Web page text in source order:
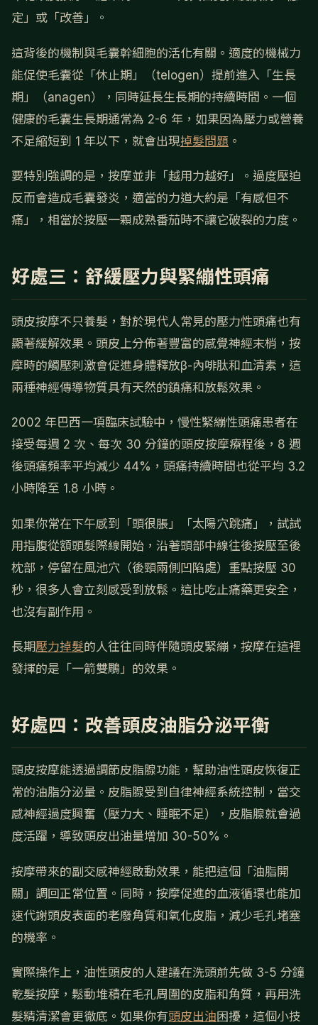
定」或「改善」。
這背後的機制與毛囊幹細胞的活化有關。適度的機械力
能促使毛囊從「休止期」（telogen）提前進入「生長
期」（anagen），同時延長生長期的持續時間。一個
健康的毛囊生長期通常為 2-6 年，如果因為壓力或營養
不足縮短到 1 年以下，就會出現掉髮問題 。
要特別強調的是，按摩並非「越用力越好」。過度壓迫
反而會造成毛囊發炎，適當的力道大約是「有感但不
痛」，相當於按壓一顆成熟番茄時不讓它破裂的力度。
好處三：舒緩壓力與緊繃性頭痛
頭皮按摩不只養髮，對於現代人常見的壓力性頭痛也有
顯著緩解效果。頭皮上分佈著豐富的感覺神經末梢，按
摩時的觸壓刺激會促進身體釋放β-內啡肽和血清素，這
兩種神經傳導物質具有天然的鎮痛和放鬆效果。
2002 年巴西一項臨床試驗中，慢性緊繃性頭痛患者在
接受每週 2 次、每次 30 分鐘的頭皮按摩療程後，8 週
後頭痛頻率平均減少 44%，頭痛持續時間也從平均 3.2
小時降至 1.8 小時。
如果你常在下午感到「頭很脹」「太陽穴跳痛」，試試
用指腹從額頭髮際線開始，沿著頭部中線往後按壓至後
枕部，停留在風池穴（後頸兩側凹陷處）重點按壓 30
秒，很多人會立刻感受到放鬆。這比吃止痛藥更安全，
也沒有副作用。
長期壓力掉髮的人往往同時伴隨頭皮緊繃，按摩在這裡
發揮的是「一箭雙鵰」的效果。
好處四：改善頭皮油脂分泌平衡
頭皮按摩能透過調節皮脂腺功能，幫助油性頭皮恢復正
常的油脂分泌量。皮脂腺受到自律神經系統控制，當交
感神經過度興奮（壓力大、睡眠不足），皮脂腺就會過
度活躍，導致頭皮出油量增加 30-50%。
按摩帶來的副交感神經啟動效果，能把這個「油脂開
關」調回正常位置。同時，按摩促進的血液循環也能加
速代謝頭皮表面的老廢角質和氧化皮脂，減少毛孔堵塞
的機率。
實際操作上，油性頭皮的人建議在洗頭前先做 3-5 分鐘
乾髮按摩，鬆動堆積在毛孔周圍的皮脂和角質，再用洗
髮精清潔會更徹底。如果你有頭皮出油困擾，這個小技